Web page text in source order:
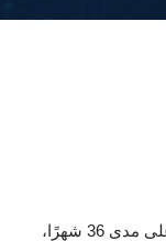
الراجحي على مدى 36 شهرًا،